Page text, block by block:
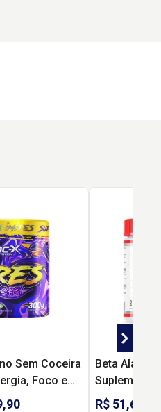
Sem Coceira
Foco e
Beta
Suplemento
e
R$ 51,60